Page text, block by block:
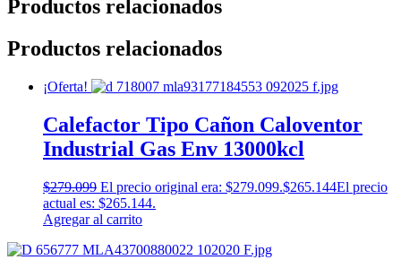
Productos relacionados
Productos relacionados
¡Oferta!
Calefactor Tipo Cañon Caloventor
Industrial Gas Env 13000kcl
$279.099 El precio original era: $279.099.$265.144El precio
actual es: $265.144.
Agregar al carrito